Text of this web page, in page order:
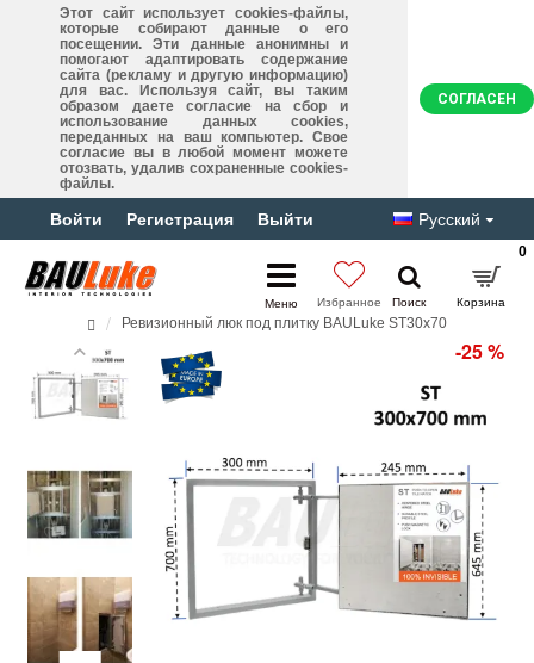
Этот сайт использует cookies-файлы,
которые собирают данные о его
посещении. Эти данные анонимны и
помогают адаптировать содержание
сайта (рекламу и другую информацию)
для вас. Используя сайт, вы таким
образом даете согласие на сбор и
использование данных cookies,
переданных на ваш компьютер. Свое
согласие вы в любой момент можете
отозвать, удалив сохраненные cookies-
файлы.
СОГЛАСЕН
Войти Регистрация Выйти Русский
0
Ревизионный люк под плитку BAULuke ST30x70
-25 %